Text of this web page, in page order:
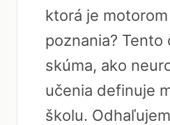
ktorá je
poznania? Tento
skúma, ako
učenia definuje
školu.